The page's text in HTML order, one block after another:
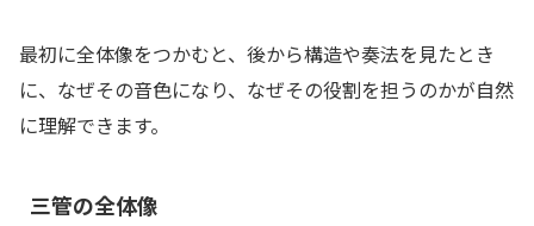
最初に全体像をつかむと、後から構造や奏法を見たとき
に、なぜその音色になり、なぜその役割を担うのかが自然
に理解できます。
三管の全体像